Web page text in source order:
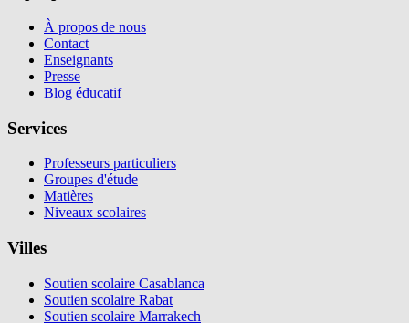
À propos de nous
Contact
Enseignants
Presse
Blog éducatif
Services
Professeurs particuliers
Groupes d'étude
Matières
Niveaux scolaires
Villes
Soutien scolaire Casablanca
Soutien scolaire Rabat
Soutien scolaire Marrakech